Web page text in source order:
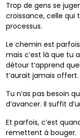
Trop de gens se
croissance, celle qui
processus.
Le chemin est
mais c’est là que tu
détour t’apprend
t’aurait jamais offert.
Tu n’as pas besoin
d’avancer. Il suffit
Et parfois, c’est
remettent à bouger.